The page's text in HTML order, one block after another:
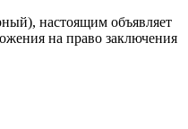
настоящим объявляет
на право заключения